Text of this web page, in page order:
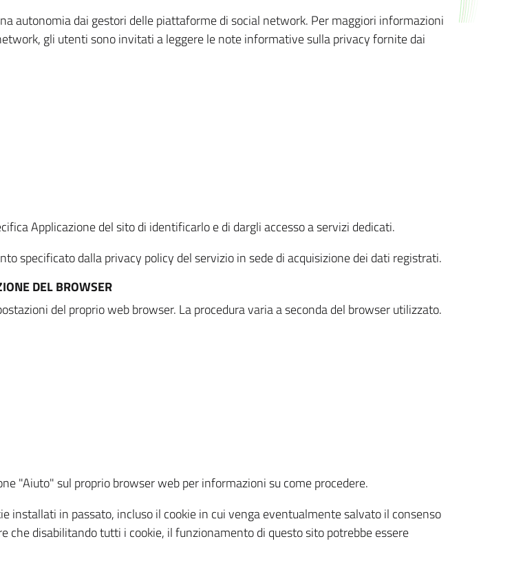
autonomia dai gestori delle piattaforme di social network. Per maggiori informazioni
gli utenti sono invitati a leggere le note informative sulla privacy fornite dai
Applicazione del sito di identificarlo e di dargli accesso a servizi dedicati.
specificato dalla privacy policy del servizio in sede di acquisizione dei dati registrati.
DEL BROWSER
del proprio web browser. La procedura varia a seconda del browser utilizzato.
"Aiuto" sul proprio browser web per informazioni su come procedere.
installati in passato, incluso il cookie in cui venga eventualmente salvato il consenso
che disabilitando tutti i cookie, il funzionamento di questo sito potrebbe essere